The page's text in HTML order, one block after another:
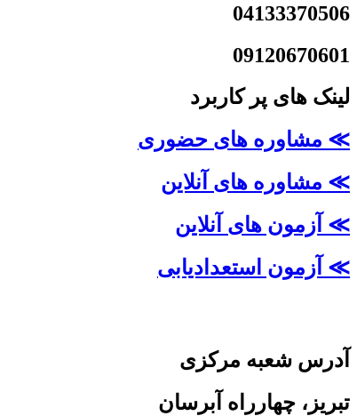
04133370506
09120670601
لینک های پر کاربرد
≫ مشاوره های حضوری
≫ مشاوره های آنلاین
≫ آزمون های آنلاین
≫ آزمون استعدادیابی
آدرس شعبه مرکزی
تبریز، چهارراه آبرسان